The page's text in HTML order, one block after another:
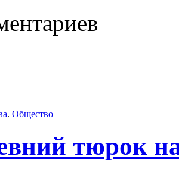
. Общество
тюрок